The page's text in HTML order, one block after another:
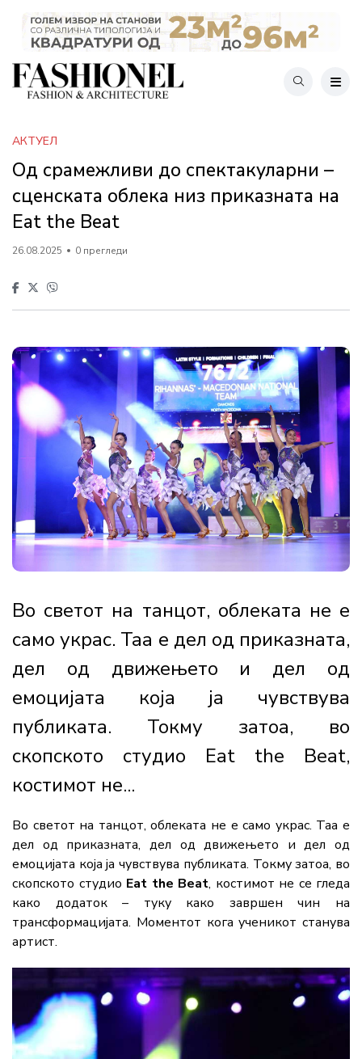
АКТУЕЛ
Од срамежливи до спектакуларни –
сценската облека низ приказната на
Eat the Beat
26.08.2025 0 прегледи
Во светот на танцот, облеката не е
само украс. Таа е дел од приказната,
дел од движењето и дел од
емоцијата која ја чувствува
публиката. Токму затоа, во
скопското студио Eat the Beat,
костимот не...
Во светот на танцот, облеката не е само украс. Таа е
дел од приказната, дел од движењето и дел од
емоцијата која ја чувствува публиката. Токму затоа, во
скопското студио Eat the Beat, костимот не се гледа
како додаток – туку како завршен чин на
трансформацијата. Моментот кога ученикот станува
артист.